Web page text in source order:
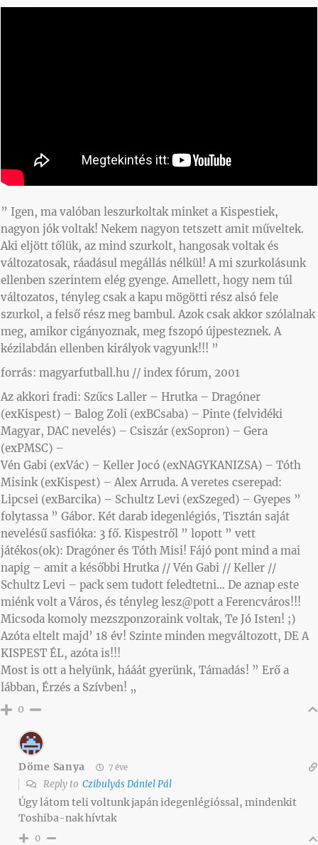
” Igen, ma valóban leszurkoltak minket a Kispestiek,
nagyon jók voltak! Nekem nagyon tetszett amit műveltek.
Aki eljött tőlük, az mind szurkolt, hangosak voltak és
változatosak, ráadásul megállás nélkül! A mi szurkolásunk
ellenben szerintem elég gyenge. Amellett, hogy nem túl
változatos, tényleg csak a kapu mögötti rész alsó fele
szurkol, a felső rész meg bambul. Azok csak akkor szólalnak
meg, amikor cigányoznak, meg fszopó újpesteznek. A
kézilabdán ellenben királyok vagyunk!!! ”
forrás: magyarfutball.hu // index fórum, 2001
Az akkori fradi: Szűcs Laller – Hrutka – Dragóner
(exKispest) – Balog Zoli (exBCsaba) – Pinte (felvidéki
Magyar, DAC nevelés) – Csiszár (exSopron) – Gera
(exPMSC) –
Vén Gabi (exVác) – Keller Jocó (exNAGYKANIZSA) – Tóth
Misink (exKispest) – Alex Arruda. A veretes cserepad:
Lipcsei (exBarcika) – Schultz Levi (exSzeged) – Gyepes ”
folytassa ” Gábor. Két darab idegenlégiós, Tisztán saját
nevelésű sasfióka: 3 fő. Kispestről ” lopott ” vett
játékos(ok): Dragóner és Tóth Misi! Fájó pont mind a mai
napig – amit a későbbi Hrutka // Vén Gabi // Keller //
Schultz Levi – pack sem tudott feledtetni… De aznap este
miénk volt a Város, és tényleg lesz@pott a Ferencváros!!!
Micsoda komoly mezszponzoraink voltak, Te Jó Isten! ;)
Azóta eltelt majd’ 18 év! Szinte minden megváltozott, DE A
KISPEST ÉL, azóta is!!!
Most is ott a helyünk, hááát gyerünk, Támadás! ” Erő a
lábban, Érzés a Szívben! „
0
Döme Sanya 7 éve
Reply to Czibulyás Dániel Pál
Úgy látom teli voltunk japán idegenlégióssal, mindenkit
Toshiba-nak hívtak
0